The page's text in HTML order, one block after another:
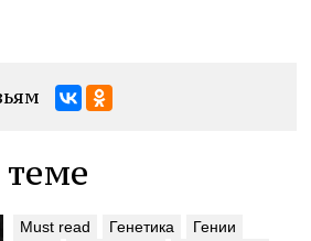
Must read Генетика
Гении